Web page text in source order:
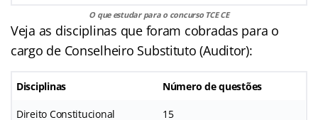
O que estudar para o concurso TCE CE
Veja as disciplinas que foram cobradas para o
cargo de Conselheiro Substituto (Auditor):
Disciplinas Número de questões
Direito Constitucional 15